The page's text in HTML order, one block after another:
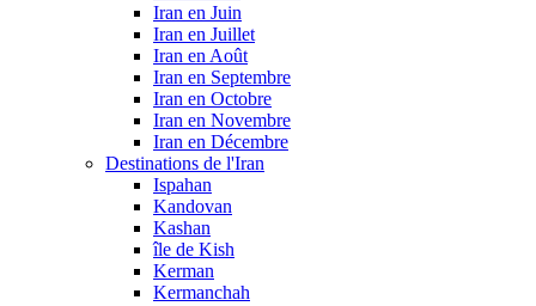
Iran en Juin
Iran en Juillet
Iran en Août
Iran en Septembre
Iran en Octobre
Iran en Novembre
Iran en Décembre
Destinations de l'Iran
Ispahan
Kandovan
Kashan
île de Kish
Kerman
Kermanchah